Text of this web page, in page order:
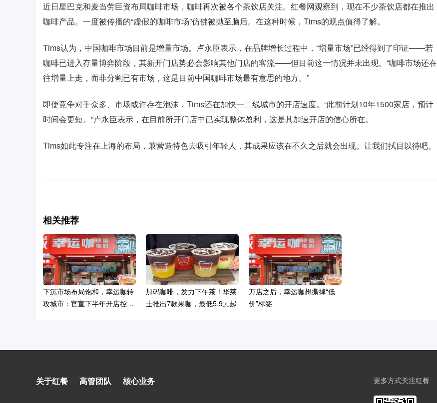
近日星巴克和麦当劳巨资布局咖啡市场，咖啡再次被各个茶饮店关注。红餐网观察到，现在不少茶饮店都在推出
咖啡产品。一度被传播的“虚假的咖啡市场”仿佛被抛至脑后。在这种时候，Tims的观点值得了解。
Tims认为，中国咖啡市场目前是增量市场。卢永臣表示，在品牌增长过程中，“增量市场”已经得到了印证——若
咖啡已进入存量博弈阶段，其新开门店势必会影响其他门店的客流——但目前这一情况并未出现。“咖啡市场还在
往增量上走，而非分割已有市场，这是目前中国咖啡市场最有意思的地方。”
即使竞争对手众多、市场或许存在泡沫，Tims还在加快一二线城市的开店速度。“此前计划10年1500家店，预计
时间会更短。”卢永臣表示，在目前所开门店中已实现整体盈利，这是其加速开店的信心所在。
Tims如此专注在上海的布局，兼营造特色去吸引年轻人，其成果应该在不久之后就会出现。让我们拭目以待吧。
相关推荐
下沉市场布局饱和，幸运咖转
攻城市：官宣下半年开店控制
加码咖啡，发力下午茶！华莱
士推出7款果咖，最低5.9元起
万店之后，幸运咖想撕掉“低
价”标签
9就能坐进精品咖啡店？
关于红餐 高管团队 核心业务 更多方式关注红餐